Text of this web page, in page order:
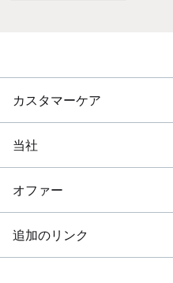
カスタマーケア
当社
オファー
追加のリンク